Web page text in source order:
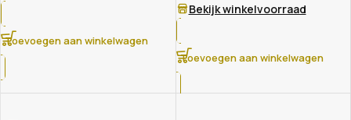
Toevoegen aan winkelwagen
Bekijk winkelvoorraad
Toevoegen aan winkelwagen